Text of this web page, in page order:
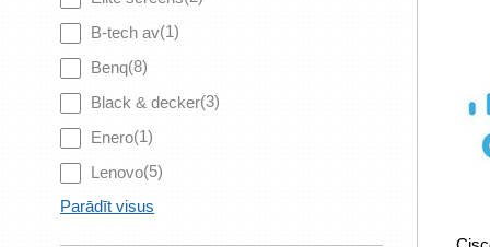
B-tech av(1)
Benq(8)
Black & decker(3)
Enero(1)
Lenovo(5)
Parādīt visus